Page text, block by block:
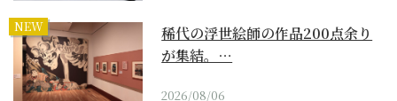
NEW
稀代の浮世絵師の作品200点余り
が集結。…
2026/08/06